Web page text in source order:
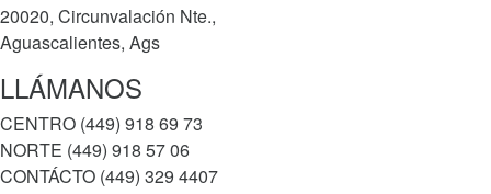
20020, Circunvalación Nte.,
Aguascalientes, Ags
LLÁMANOS
CENTRO (449) 918 69 73
NORTE (449) 918 57 06
CONTÁCTO (449) 329 4407